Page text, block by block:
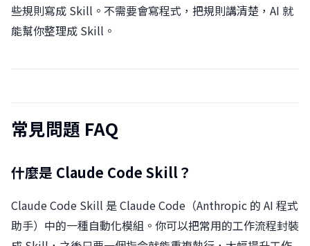
些規則寫成 Skill。不需要會寫程式，把規則講清楚，AI 就
能幫你整理成 Skill。
常見問題 FAQ
什麼是 Claude Code Skill？
Claude Code Skill 是 Claude Code（Anthropic 的 AI 程式
助手）中的一種自動化模組。你可以把常用的工作流程封裝